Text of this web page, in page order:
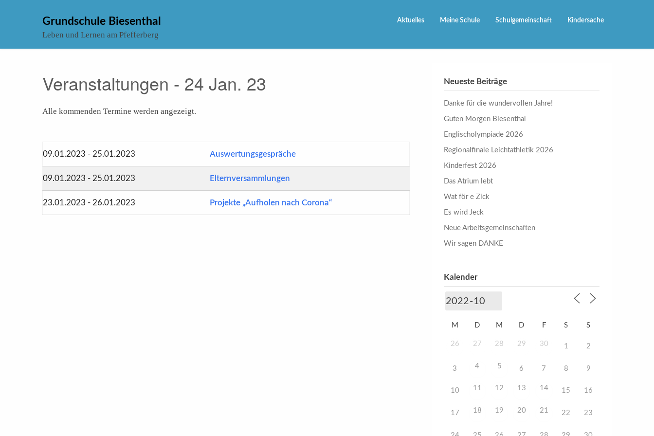
Grundschule Biesenthal
Leben und Lernen am Pfefferberg
Aktuelles Meine Schule Schulgemeinschaft Kindersache
Veranstaltungen - 24 Jan. 23
Alle kommenden Termine werden angezeigt.
09.01.2023 - 25.01.2023 Auswertungsgespräche
09.01.2023 - 25.01.2023 Elternversammlungen
23.01.2023 - 26.01.2023 Projekte „Aufholen nach Corona“
Neueste Beiträge
Danke für die wundervollen Jahre!
Guten Morgen Biesenthal
Englischolympiade 2026
Regionalfinale Leichtathletik 2026
Kinderfest 2026
Das Atrium lebt
Wat för e Zick
Es wird Jeck
Neue Arbeitsgemeinschaften
Wir sagen DANKE
Kalender
M D M D F S S
26 27 28 29 30 1 2
3 4 5 6 7 8 9
10 11 12 13 14 15 16
17 18 19 20 21 22 23